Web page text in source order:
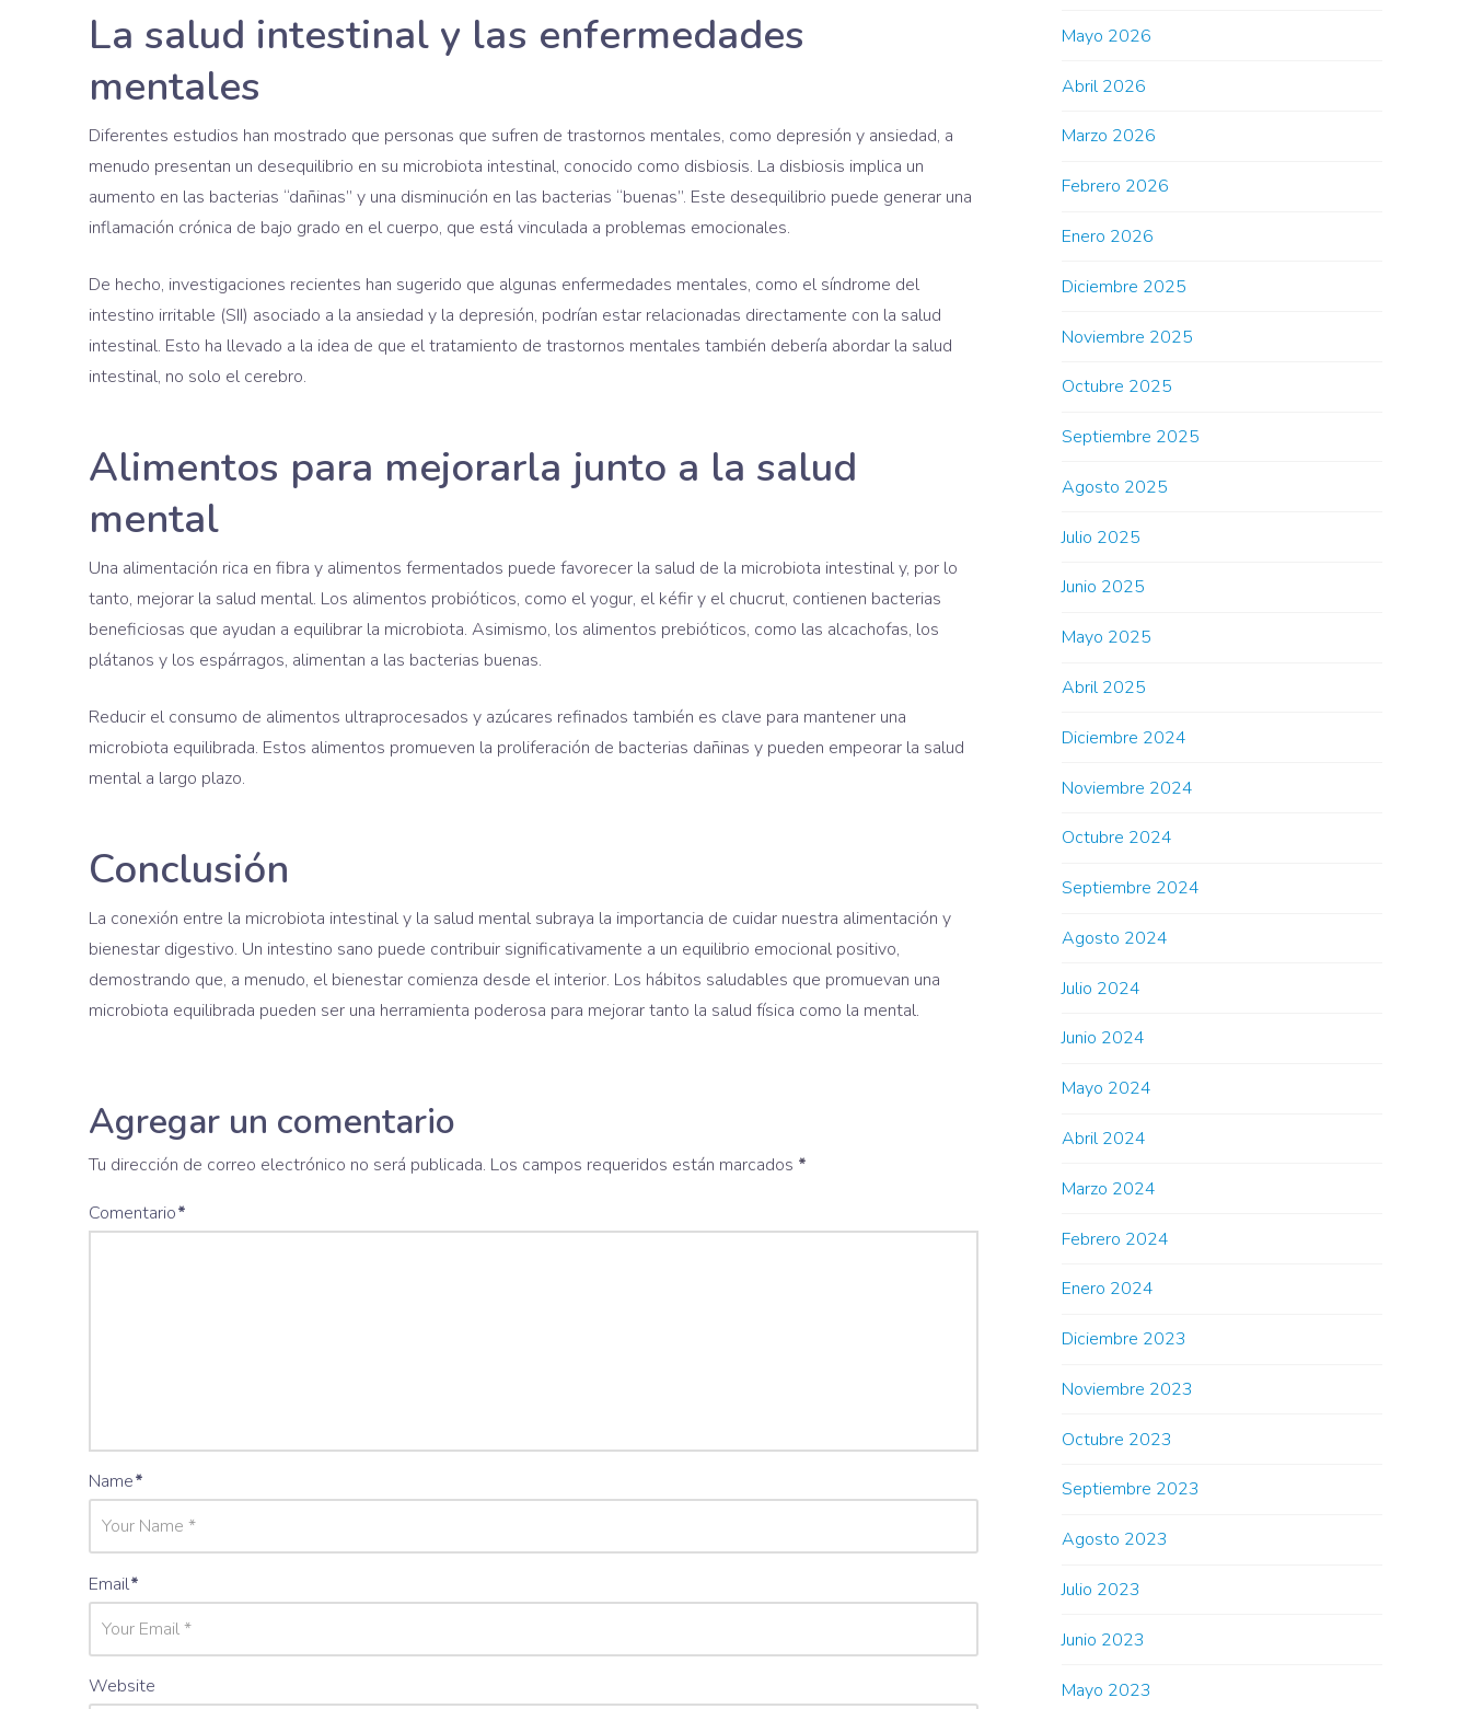
La salud intestinal y las enfermedades
mentales
Diferentes estudios han mostrado que personas que sufren de trastornos mentales, como depresión y ansiedad, a
menudo presentan un desequilibrio en su microbiota intestinal, conocido como disbiosis. La disbiosis implica un
aumento en las bacterias “dañinas” y una disminución en las bacterias “buenas”. Este desequilibrio puede generar una
inflamación crónica de bajo grado en el cuerpo, que está vinculada a problemas emocionales.
De hecho, investigaciones recientes han sugerido que algunas enfermedades mentales, como el síndrome del
intestino irritable (SII) asociado a la ansiedad y la depresión, podrían estar relacionadas directamente con la salud
intestinal. Esto ha llevado a la idea de que el tratamiento de trastornos mentales también debería abordar la salud
intestinal, no solo el cerebro.
Alimentos para mejorarla junto a la salud
mental
Una alimentación rica en fibra y alimentos fermentados puede favorecer la salud de la microbiota intestinal y, por lo
tanto, mejorar la salud mental. Los alimentos probióticos, como el yogur, el kéfir y el chucrut, contienen bacterias
beneficiosas que ayudan a equilibrar la microbiota. Asimismo, los alimentos prebióticos, como las alcachofas, los
plátanos y los espárragos, alimentan a las bacterias buenas.
Reducir el consumo de alimentos ultraprocesados y azúcares refinados también es clave para mantener una
microbiota equilibrada. Estos alimentos promueven la proliferación de bacterias dañinas y pueden empeorar la salud
mental a largo plazo.
Conclusión
La conexión entre la microbiota intestinal y la salud mental subraya la importancia de cuidar nuestra alimentación y
bienestar digestivo. Un intestino sano puede contribuir significativamente a un equilibrio emocional positivo,
demostrando que, a menudo, el bienestar comienza desde el interior. Los hábitos saludables que promuevan una
microbiota equilibrada pueden ser una herramienta poderosa para mejorar tanto la salud física como la mental.
Agregar un comentario
Tu dirección de correo electrónico no será publicada. Los campos requeridos están marcados *
Comentario*
Name*
Email*
Website
Mayo 2026
Abril 2026
Marzo 2026
Febrero 2026
Enero 2026
Diciembre 2025
Noviembre 2025
Octubre 2025
Septiembre 2025
Agosto 2025
Julio 2025
Junio 2025
Mayo 2025
Abril 2025
Diciembre 2024
Noviembre 2024
Octubre 2024
Septiembre 2024
Agosto 2024
Julio 2024
Junio 2024
Mayo 2024
Abril 2024
Marzo 2024
Febrero 2024
Enero 2024
Diciembre 2023
Noviembre 2023
Octubre 2023
Septiembre 2023
Agosto 2023
Julio 2023
Junio 2023
Mayo 2023